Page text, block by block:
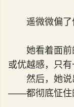
遥微微偏
她看着面
或优越感，只
然后，她
——都彻底怔住